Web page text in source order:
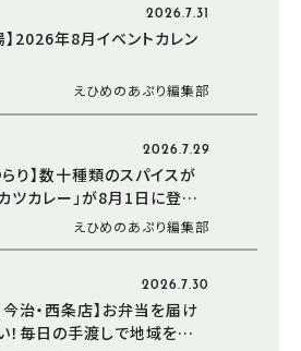
2026.7.31
】2026年8月イベントカレン
えひめのあぷり編集部
2026.7.29
らり】数十種類のスパイスが
ツカレー」が8月1日に登場！
番を目指す「サ飯-1.0」第2
えひめのあぷり編集部
2026.7.30
今治・西条店】お弁当を届け
！毎日の手渡しで地域を支え